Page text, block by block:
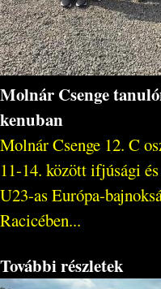
Molnár Csenge
kenuban
Molnár Csenge 12. C
11-14. között ifjúsági és
U23-as Európa-
Racicében...
További részletek